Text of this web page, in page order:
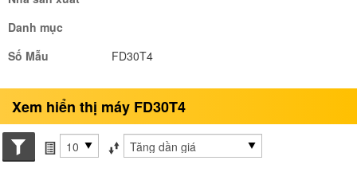
Danh mục
Số Mẫu
FD30T4
Xem hiển thị máy FD30T4
Search conditions
các mục mỗi trang
Sắp xếp theo